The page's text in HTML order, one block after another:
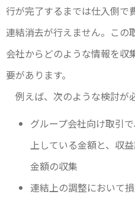
行が完了するまでは仕入側で
連結消去が行えません。この
会社からどのような情報を収
要があります。
例えば、次のような検討が
グループ会社向け取引
上している金額と、収
金額の収集
連結上の調整において